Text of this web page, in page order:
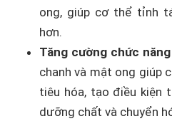
ong, giúp cơ thể tỉnh
hơn.
Tăng cường chức
chanh và mật ong giúp
tiêu hóa, tạo điều kiện
dưỡng chất và chuyển